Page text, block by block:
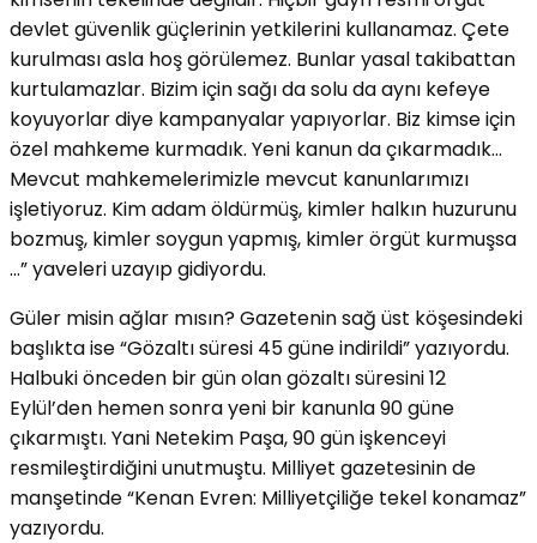
devlet güvenlik güçlerinin yetkilerini kullanamaz. Çete
kurulması asla hoş görülemez. Bunlar yasal takibattan
kurtulamazlar. Bizim için sağı da solu da aynı kefeye
koyuyorlar diye kampanyalar yapıyorlar. Biz kimse için
özel mahkeme kurmadık. Yeni kanun da çıkarmadık…
Mevcut mahkemelerimizle mevcut kanunlarımızı
işletiyoruz. Kim adam öldürmüş, kimler halkın huzurunu
bozmuş, kimler soygun yapmış, kimler örgüt kurmuşsa
…” yaveleri uzayıp gidiyordu.
Güler misin ağlar mısın? Gazetenin sağ üst köşesindeki
başlıkta ise “Gözaltı süresi 45 güne indirildi” yazıyordu.
Halbuki önceden bir gün olan gözaltı süresini 12
Eylül’den hemen sonra yeni bir kanunla 90 güne
çıkarmıştı. Yani Netekim Paşa, 90 gün işkenceyi
resmileştirdiğini unutmuştu. Milliyet gazetesinin de
manşetinde “Kenan Evren: Milliyetçiliğe tekel konamaz”
yazıyordu.